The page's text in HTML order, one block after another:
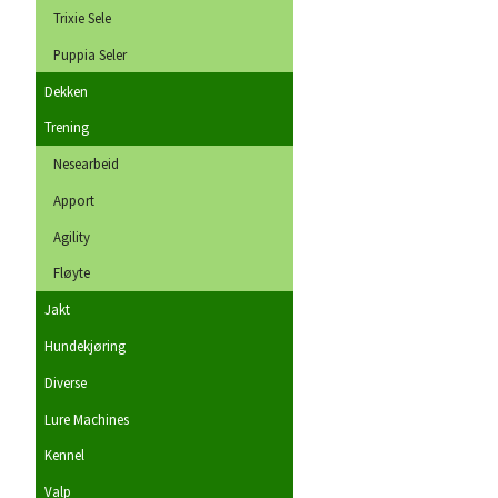
Trixie Sele
Puppia Seler
Dekken
Trening
Nesearbeid
Apport
Agility
Fløyte
Jakt
Hundekjøring
Diverse
Lure Machines
Kennel
Valp